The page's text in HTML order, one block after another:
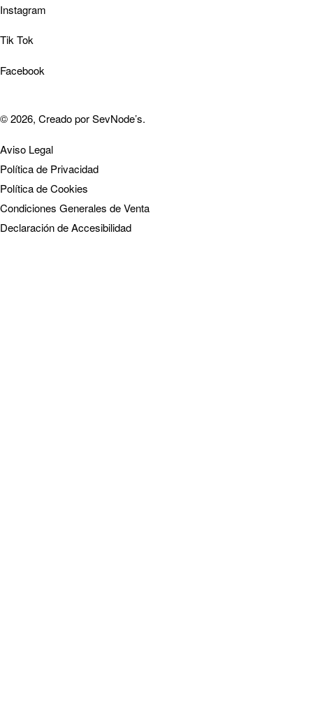
Instagram
Tik Tok
Facebook
© 2026, Creado porSevNode’s.
Aviso Legal
Política de Privacidad
Política de Cookies
Condiciones Generales de Venta
Declaración de Accesibilidad